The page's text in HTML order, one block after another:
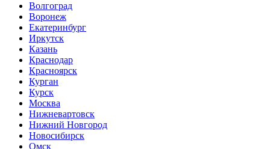
Волгоград
Воронеж
Екатеринбург
Иркутск
Казань
Краснодар
Красноярск
Курган
Курск
Москва
Нижневартовск
Нижний Новгород
Новосибирск
Омск